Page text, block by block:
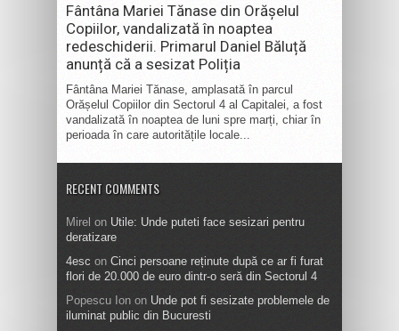
Fântâna Mariei Tănase din Orășelul
Copiilor, vandalizată în noaptea
redeschiderii. Primarul Daniel Băluță
anunță că a sesizat Poliția
Fântâna Mariei Tănase, amplasată în parcul
Orășelul Copiilor din Sectorul 4 al Capitalei, a fost
vandalizată în noaptea de luni spre marți, chiar în
perioada în care autoritățile locale...
RECENT COMMENTS
Mirel on Utile: Unde puteti face sesizari pentru
deratizare
4esc on Cinci persoane reținute după ce ar fi furat
flori de 20.000 de euro dintr-o seră din Sectorul 4
Popescu Ion on Unde pot fi sesizate problemele de
iluminat public din Bucuresti